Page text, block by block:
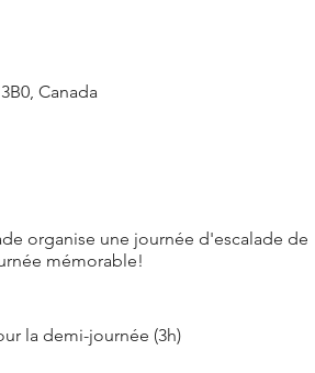
Canada
organise une journée d'escalade de
mémorable!
la demi-journée (3h)